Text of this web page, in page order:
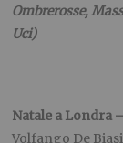
Ombrerosse,
Uci)
Natale a Londra
Volfango De